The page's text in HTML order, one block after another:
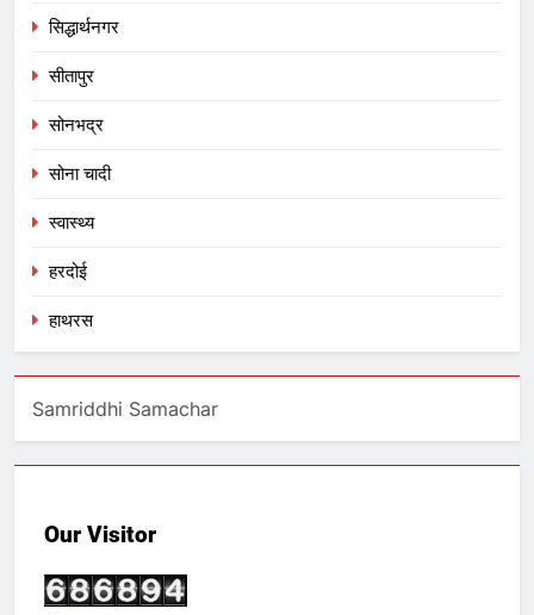
सिद्धार्थनगर
सीतापुर
सोनभद्र
सोना चादी
स्वास्थ्य
हरदोई
हाथरस
Samriddhi Samachar
Our Visitor